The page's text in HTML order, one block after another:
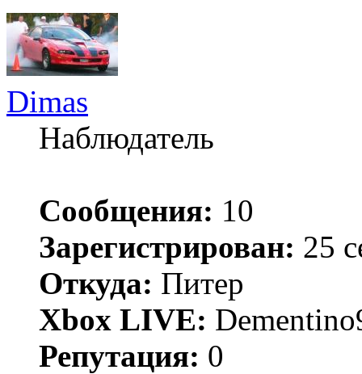
Dimas
Наблюдатель
Сообщения: 10
Зарегистрирован: 25
Откуда: Питер
Xbox LIVE:
Репутация: 0